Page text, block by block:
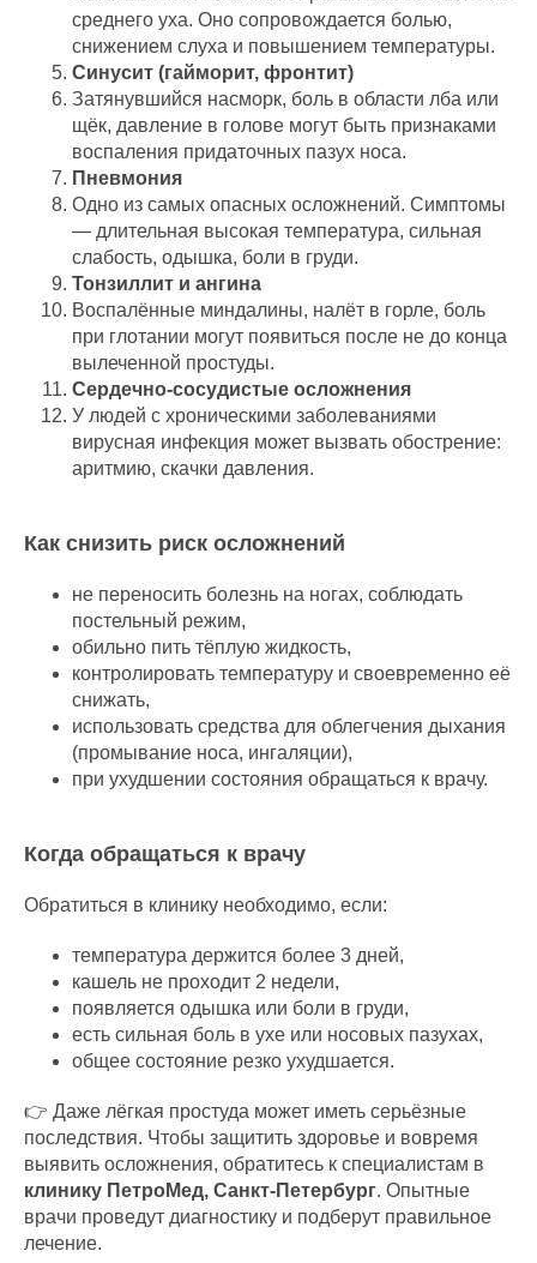
среднего уха. Оно сопровождается болью,
снижением слуха и повышением температуры.
Синусит (гайморит, фронтит)
Затянувшийся насморк, боль в области лба или
щёк, давление в голове могут быть признаками
воспаления придаточных пазух носа.
Пневмония
Одно из самых опасных осложнений. Симптомы
— длительная высокая температура, сильная
слабость, одышка, боли в груди.
Тонзиллит и ангина
Воспалённые миндалины, налёт в горле, боль
при глотании могут появиться после не до конца
вылеченной простуды.
Сердечно-сосудистые осложнения
У людей с хроническими заболеваниями
вирусная инфекция может вызвать обострение:
аритмию, скачки давления.
Как снизить риск осложнений
не переносить болезнь на ногах, соблюдать
постельный режим,
обильно пить тёплую жидкость,
контролировать температуру и своевременно её
снижать,
использовать средства для облегчения дыхания
(промывание носа, ингаляции),
при ухудшении состояния обращаться к врачу.
Когда обращаться к врачу
Обратиться в клинику необходимо, если:
температура держится более 3 дней,
кашель не проходит 2 недели,
появляется одышка или боли в груди,
есть сильная боль в ухе или носовых пазухах,
общее состояние резко ухудшается.
👉 Даже лёгкая простуда может иметь серьёзные
последствия. Чтобы защитить здоровье и вовремя
выявить осложнения, обратитесь к специалистам в
клинику ПетроМед, Санкт-Петербург. Опытные
врачи проведут диагностику и подберут правильное
лечение.